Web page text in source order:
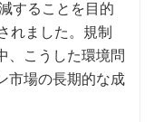
することを目的
れました。規制
、こうした環境問
市場の長期的な成